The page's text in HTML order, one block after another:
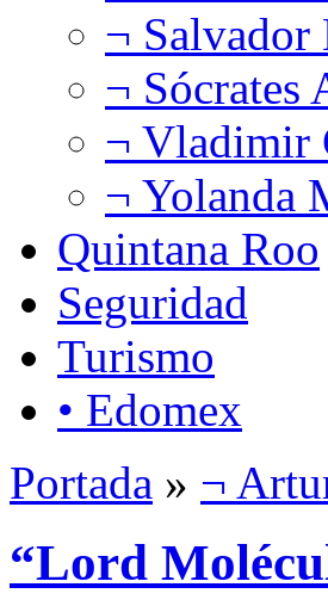
¬ Salvador
¬ Sócrates
¬ Vladimir
¬ Yolanda
Quintana Roo
Seguridad
Turismo
• Edomex
Portada » ¬
“Lord